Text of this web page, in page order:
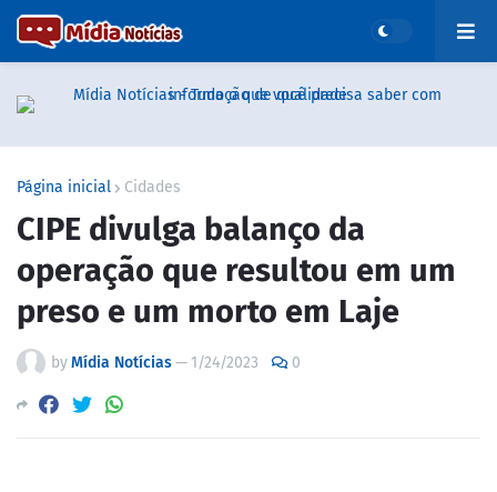
Página inicial Cidades
CIPE divulga balanço da
operação que resultou em um
preso e um morto em Laje
byMídia Notícias— 1/24/2023 0